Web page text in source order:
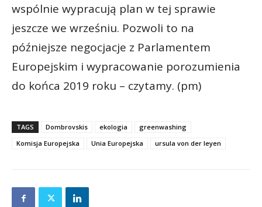
wspólnie wypracują plan w tej sprawie
jeszcze we wrześniu. Pozwoli to na
późniejsze negocjacje z Parlamentem
Europejskim i wypracowanie porozumienia
do końca 2019 roku – czytamy. (pm)
TAGS Dombrovskis ekologia
greenwashing
Komisja Europejska
Unia Europejska ursula von der leyen